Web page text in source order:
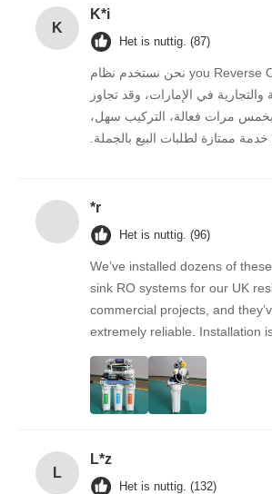
K
K*i
Het is nuttig. (87)
نحن نستخدم نظام you Reverse Osmosis هذا في
والتجارية في الإمارات، وقد تجاوز
بخمس مرات فعالة، التركيب سهل،
ممتازة لطلبات البيع بالجملة.
*r
Het is nuttig. (96)
We’ve installed dozens of
sink RO systems for our UK
commercial projects, and
extremely reliable. Installation
the filters are easy to replace,
quality feedback from clients
overwhelmingly positive. The
work with — orders arrive on
consistent. As a repeat buyer,
happier with both the product
L
L*z
Het is nuttig. (132)